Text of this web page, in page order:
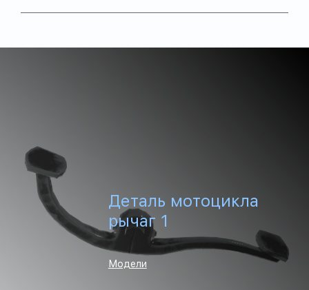
Деталь мотоцикла
рычаг 1
Модели